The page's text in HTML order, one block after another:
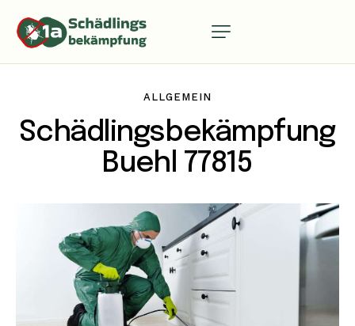
ALLGEMEIN
Schädlingsbekämpfung
Buehl 77815